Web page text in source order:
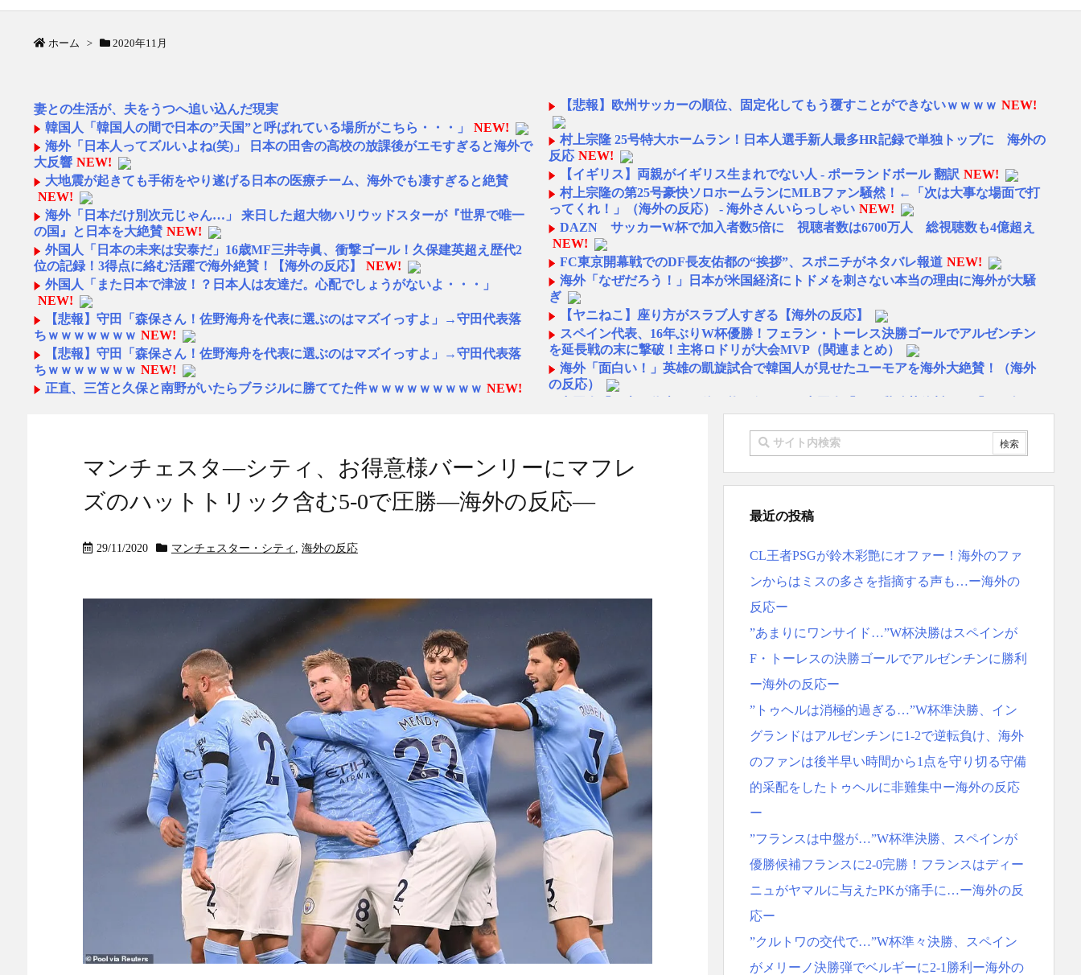
ホーム > 2020年11月
妻との生活が、夫をうつへ追い込んだ現実
韓国人「韓国人の間で日本の”天国”と呼ばれている場所がこちら・・・」
NEW!
海外「日本人ってズルいよね(笑)」 日本の田舎の高校の放課後がエモすぎると海外で
大反響 NEW!
大地震が起きても手術をやり遂げる日本の医療チーム、海外でも凄すぎると絶賛
NEW!
海外「日本だけ別次元じゃん…」 来日した超大物ハリウッドスターが『世界で唯一
の国』と日本を大絶賛 NEW!
外国人「日本の未来は安泰だ」16歳MF三井寺眞、衝撃ゴール！久保建英超え歴代2
位の記録！3得点に絡む活躍で海外絶賛！【海外の反応】
NEW!
外国人「また日本で津波！？日本人は友達だ。心配でしょうがないよ・・・」
NEW!
【悲報】守田「森保さん！佐野海舟を代表に選ぶのはマズイっすよ」→守田代表落
ちｗｗｗｗｗｗｗ NEW!
【悲報】守田「森保さん！佐野海舟を代表に選ぶのはマズイっすよ」→守田代表落
ちｗｗｗｗｗｗｗ NEW!
正直、三笘と久保と南野がいたらブラジルに勝ててた件ｗｗｗｗｗｗｗｗｗ NEW!
日本人TikTokerが「タイでスリに遭うか？」を検証→タイ人に金を払ってスリさせ
るヤラセ動画と判明して炎上！【タイ人の反応】
NEW!
ちいかわ作者さん、総額30億超の大豪邸を建てるｗｗｗｗｗｗｗｗｗｗｗｗｗｗｗ
ｗｗｗｗ NEW!
【MLB】 - ボールパーク速報
NEW!
寺田心、週6ジム通いで体重62kg→82kgに 110kgのベンチプレス持ち上げる姿披露
京大病院、脳腫瘍手術で前代未聞の医療ミス。患者は植物状態に...
NEW!
韓国人「我が国がクウェート戦で行った審判買収が本当に深刻である理由がこち
ら…」→「これはダメなやつ…（ブルブル」＝韓国の反応 NEW!
【悲報】令和のガキ、「スマホ」への執着がレベチへ・・・・・・・ NEW!
海外の反応 佐々木朗希QSも、ドジャース逆転サヨナラ負けで7連敗！大谷痛恨併殺
【イギリス】両親がイギリス生まれでない人 - ポーランドボール 翻訳 NEW!
村上宗隆の第25号豪快ソロホームランにMLBファン騒然！←「次は大事な場面で打
ってくれ！」（海外の反応） - 海外さんいらっしゃい NEW!
◆Gif小ネタ◆敗戦も横浜Fマリノスの16才三井寺眞が1G2起点！1起点目のトラップ
がウマすぎると話題に！
NEW!
本田圭佑さん、韓国代表監督待望論が沸騰「面白い試みや」
【ヤニねこ】座り方がスラブ人すぎる【海外の反応】
日本人がアメリカで歴史的快挙！中国人「恐ろしすぎる」「人間にこんなことが可
能なのか？」「サッカーで例えるなら…」【海外の反応】
日本人がアメリカで歴史的快挙！中国人「恐ろしすぎる」「人間にこんなことが可
能なのか？」「サッカーで例えるなら…」【海外の反応】
【E-1選手権】日本、韓国に1-0で勝利し、全勝で連覇達成！ジャーメインのゴールを
The Show Must Go On: Coping with Success and Failure in Showbiz
【悲報】欧州サッカーの順位、固定化してもう覆すことができないｗｗｗｗ NEW!
村上宗隆 25号特大ホームラン！日本人選手新人最多HR記録で単独トップに 海外の
反応 NEW!
【イギリス】両親がイギリス生まれでない人 - ポーランドボール 翻訳 NEW!
村上宗隆の第25号豪快ソロホームランにMLBファン騒然！←「次は大事な場面で打
ってくれ！」（海外の反応） - 海外さんいらっしゃい NEW!
DAZN サッカーW杯で加入者数5倍に 視聴者数は6700万人 総視聴数も4億超え
NEW!
FC東京開幕戦でのDF長友佑都の“挨拶”、スポニチがネタバレ報道 NEW!
海外「なぜだろう！」日本が米国経済にトドメを刺さない本当の理由に海外が大騒
ぎ
【ヤニねこ】座り方がスラブ人すぎる【海外の反応】
スペイン代表、16年ぶりW杯優勝！フェラン・トーレス決勝ゴールでアルゼンチン
を延長戦の末に撃破！主将ロドリが大会MVP（関連まとめ）
海外「面白い！」英雄の凱旋試合で韓国人が見せたユーモアを海外大絶賛！（海外
の反応）
海外「日本人は何者なんだ…」 日本の帰宅部の女子高生たちの本気に世界が驚愕
◆悲報◆マドリーFWロドリゴ残留希望もアロンソ監督はベンチ漬けへ「インド料理
ばかり食ってるからだ」by スペイン紙
「また浅野の時の走り方」 リュディガー走法で60m超爆走、ピッチ横断話題「ちゃ
んと速い」
海外「オチが多すぎ！」日本を不買する韓国の矛盾に海外が大爆笑
【韓国の反応】「M6.1の地震被害を受けても、次の日の朝には日常に戻っている
【海外の反応】 エンゼルス大谷、満塁で勝負を避けられる 敬遠か四球か？！
今シーズンのキャプテンはMF竹内涼に決定！副キャプテンはテセ・六反・河井の3
名に
日本の国宝を見た韓国人の反応ｗｗｗｗｗｗｗｗｗｗｗｗｗ
Powered by livedoor 相互RSS
マンチェスタ―シティ、お得意様バーンリーにマフレ
ズのハットトリック含む5-0で圧勝―海外の反応―
29/11/2020 マンチェスター・シティ , 海外の反応
最近の投稿
CL王者PSGが鈴木彩艶にオファー！海外のファ
ンからはミスの多さを指摘する声も…ー海外の
反応ー
”あまりにワンサイド…”W杯決勝はスペインが
F・トーレスの決勝ゴールでアルゼンチンに勝利
ー海外の反応ー
”トゥヘルは消極的過ぎる…”W杯準決勝、イン
グランドはアルゼンチンに1-2で逆転負け、海外
のファンは後半早い時間から1点を守り切る守備
的采配をしたトゥヘルに非難集中ー海外の反応
ー
”フランスは中盤が…”W杯準決勝、スペインが
優勝候補フランスに2-0完勝！フランスはディー
ニュがヤマルに与えたPKが痛手に…ー海外の反
応ー
”クルトワの交代で…”W杯準々決勝、スペイン
がメリーノ決勝弾でベルギーに2-1勝利ー海外の